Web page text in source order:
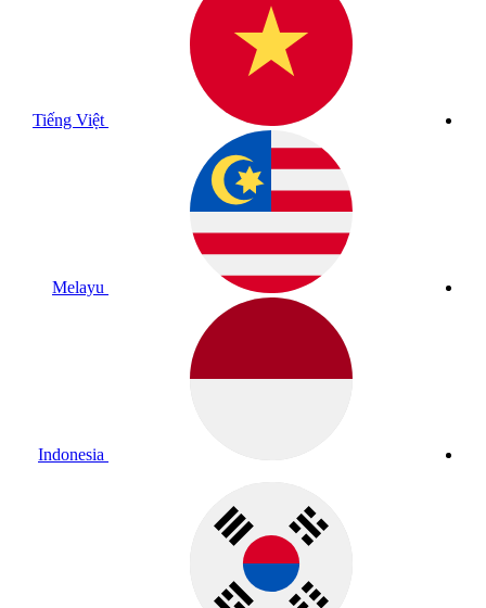
Tiếng Việt
Melayu
Indonesia